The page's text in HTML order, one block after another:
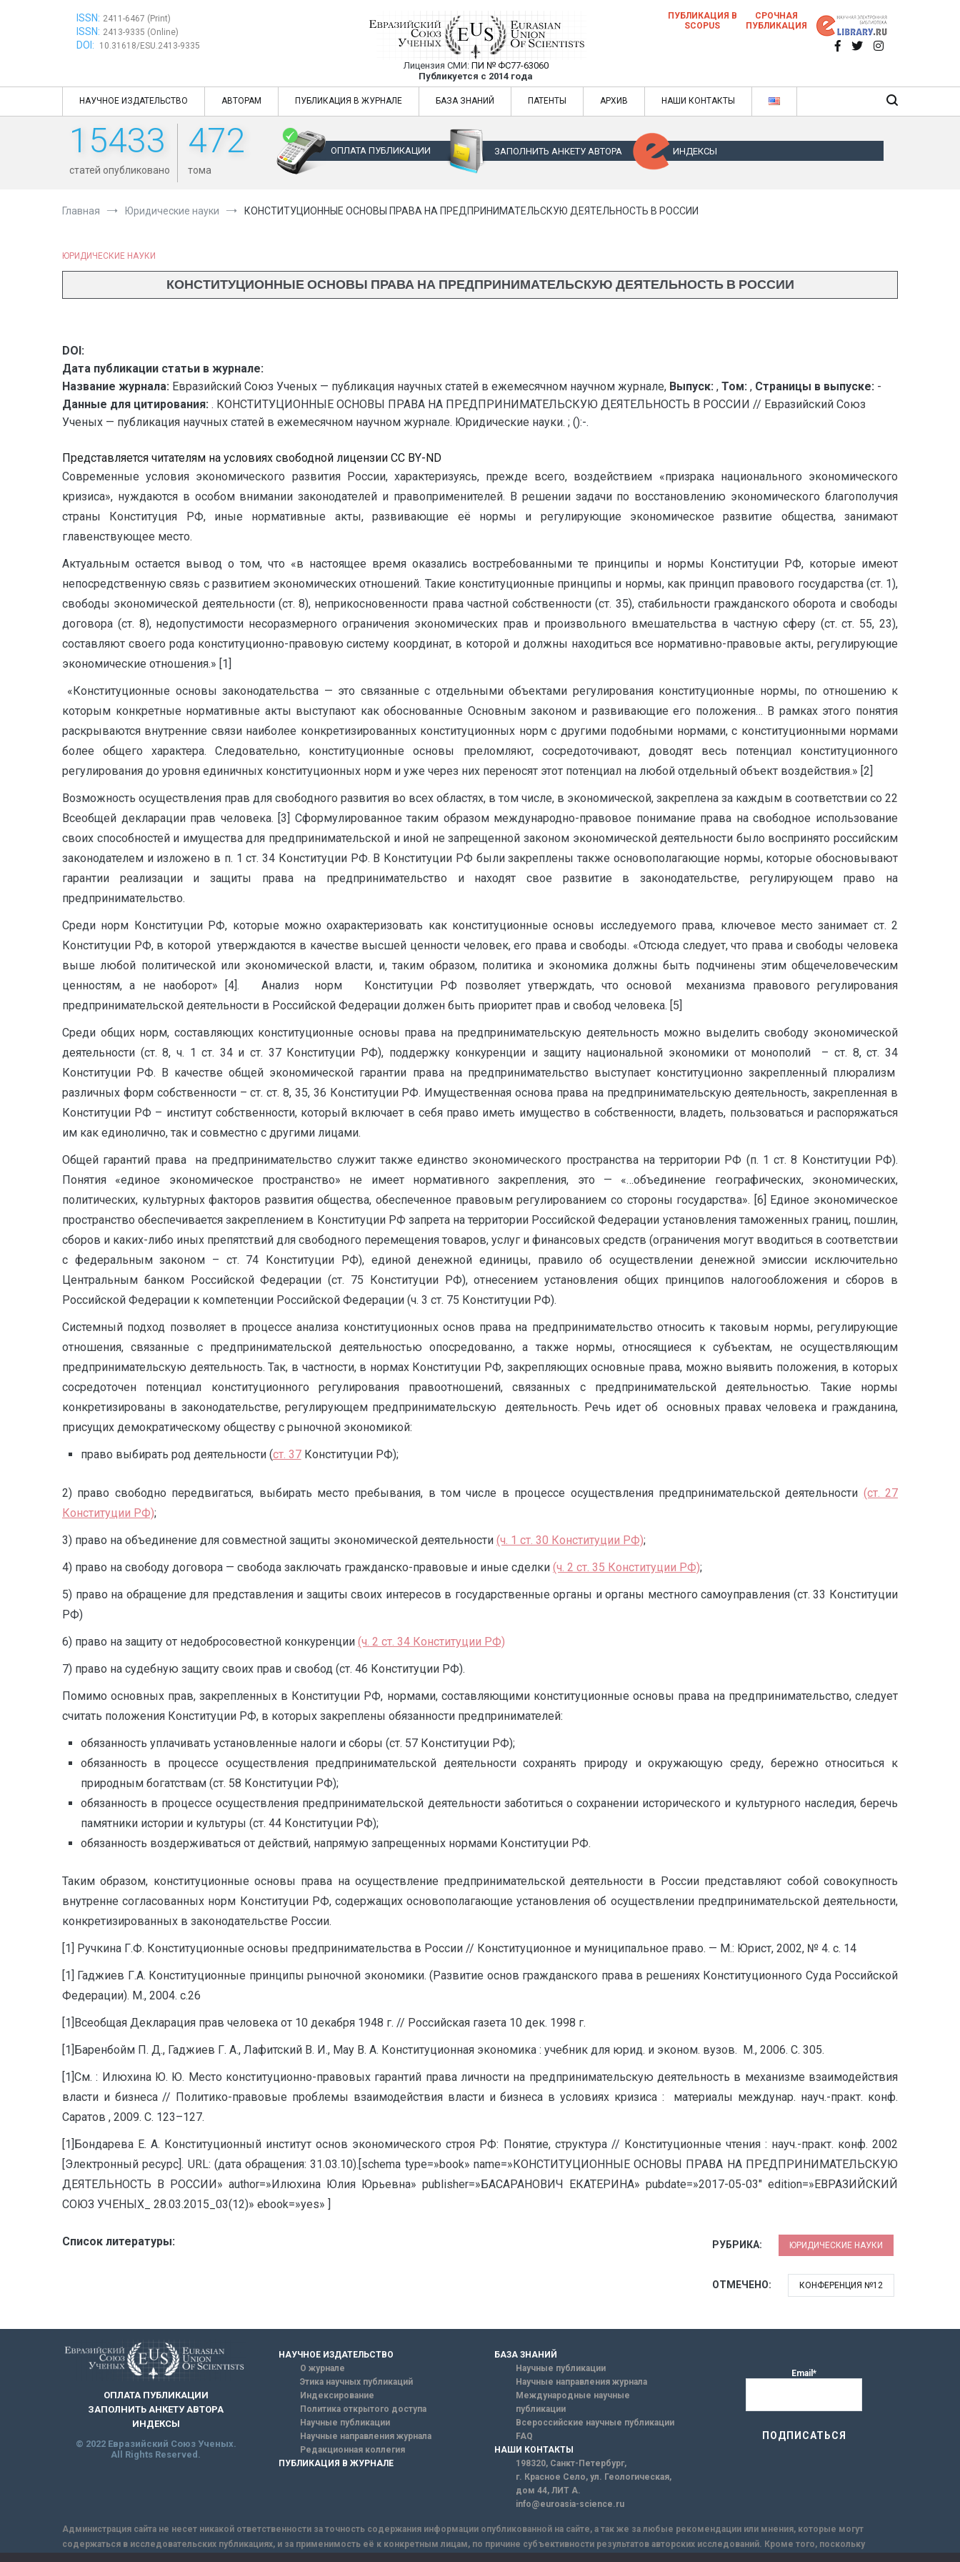
ISSN: 2411-6467 (Print)
ISSN: 2413-9335 (Online)
DOI: 10.31618/ESU.2413-9335
Евразийский Союз Ученых — публикация научных статей в ежемесячном научном
журнале
Лицензия СМИ: ПИ № ФС77-63060
Публикуется с 2014 года
Евразийский Союз Ученых — публикация научных статей в ежемесячном научном журнале
ПУБЛИКАЦИЯ В
SCOPUS
СРОЧНАЯ
ПУБЛИКАЦИЯ
НАУЧНОЕ ИЗДАТЕЛЬСТВО АВТОРАМ ПУБЛИКАЦИЯ В ЖУРНАЛЕ БАЗА ЗНАНИЙ ПАТЕНТЫ АРХИВ НАШИ КОНТАКТЫ
15433
статей опубликовано
472
тома
ОПЛАТА ПУБЛИКАЦИИ ЗАПОЛНИТЬ АНКЕТУ АВТОРА ИНДЕКСЫ
Главная Юридические науки КОНСТИТУЦИОННЫЕ ОСНОВЫ ПРАВА НА ПРЕДПРИНИМАТЕЛЬСКУЮ ДЕЯТЕЛЬНОСТЬ В РОССИИ
ЮРИДИЧЕСКИЕ НАУКИ
КОНСТИТУЦИОННЫЕ ОСНОВЫ ПРАВА НА ПРЕДПРИНИМАТЕЛЬСКУЮ ДЕЯТЕЛЬНОСТЬ В РОССИИ
DOI:
Дата публикации статьи в журнале:
Название журнала: Евразийский Союз Ученых — публикация научных статей в ежемесячном научном журнале, Выпуск: , Том: , Страницы в выпуске: -
Данные для цитирования: . КОНСТИТУЦИОННЫЕ ОСНОВЫ ПРАВА НА ПРЕДПРИНИМАТЕЛЬСКУЮ ДЕЯТЕЛЬНОСТЬ В РОССИИ // Евразийский Союз
Ученых — публикация научных статей в ежемесячном научном журнале. Юридические науки. ; ():-.
Представляется читателям на условиях свободной лицензии CC BY-ND
Современные условия экономического развития России, характеризуясь, прежде всего, воздействием «призрака национального экономического
кризиса», нуждаются в особом внимании законодателей и правоприменителей. В решении задачи по восстановлению экономического благополучия
страны Конституция РФ, иные нормативные акты, развивающие её нормы и регулирующие экономическое развитие общества, занимают
главенствующее место.
Актуальным остается вывод о том, что «в настоящее время оказались востребованными те принципы и нормы Конституции РФ, которые имеют
непосредственную связь с развитием экономических отношений. Такие конституционные принципы и нормы, как принцип правового государства (ст. 1),
свободы экономической деятельности (ст. 8), неприкосновенности права частной собственности (ст. 35), стабильности гражданского оборота и свободы
договора (ст. 8), недопустимости несоразмерного ограничения экономических прав и произвольного вмешательства в частную сферу (ст. ст. 55, 23),
составляют своего рода конституционно-правовую систему координат, в которой и должны находиться все нормативно-правовые акты, регулирующие
экономические отношения.» [1]
«Конституционные основы законодательства — это связанные с отдельными объектами регулирования конституционные нормы, по отношению к
которым конкретные нормативные акты выступают как обоснованные Основным законом и развивающие его положения… В рамках этого понятия
раскрываются внутренние связи наиболее конкретизированных конституционных норм с другими подобными нормами, с конституционными нормами
более общего характера. Следовательно, конституционные основы преломляют, сосредоточивают, доводят весь потенциал конституционного
регулирования до уровня единичных конституционных норм и уже через них переносят этот потенциал на любой отдельный объект воздействия.» [2]
Возможность осуществления прав для свободного развития во всех областях, в том числе, в экономической, закреплена за каждым в соответствии со 22
Всеобщей декларации прав человека. [3] Сформулированное таким образом международно-правовое понимание права на свободное использование
своих способностей и имущества для предпринимательской и иной не запрещенной законом экономической деятельности было воспринято российским
законодателем и изложено в п. 1 ст. 34 Конституции РФ. В Конституции РФ были закреплены также основополагающие нормы, которые обосновывают
гарантии реализации и защиты права на предпринимательство и находят свое развитие в законодательстве, регулирующем право на
предпринимательство.
Среди норм Конституции РФ, которые можно охарактеризовать как конституционные основы исследуемого права, ключевое место занимает ст. 2
Конституции РФ, в которой утверждаются в качестве высшей ценности человек, его права и свободы. «Отсюда следует, что права и свободы человека
выше любой политической или экономической власти, и, таким образом, политика и экономика должны быть подчинены этим общечеловеческим
ценностям, а не наоборот» [4]. Анализ норм Конституции РФ позволяет утверждать, что основой механизма правового регулирования
предпринимательской деятельности в Российской Федерации должен быть приоритет прав и свобод человека. [5]
Среди общих норм, составляющих конституционные основы права на предпринимательскую деятельность можно выделить свободу экономической
деятельности (ст. 8, ч. 1 ст. 34 и ст. 37 Конституции РФ), поддержку конкуренции и защиту национальной экономики от монополий – ст. 8, ст. 34
Конституции РФ. В качестве общей экономической гарантии права на предпринимательство выступает конституционно закрепленный плюрализм
различных форм собственности – ст. ст. 8, 35, 36 Конституции РФ. Имущественная основа права на предпринимательскую деятельность, закрепленная в
Конституции РФ – институт собственности, который включает в себя право иметь имущество в собственности, владеть, пользоваться и распоряжаться
им как единолично, так и совместно с другими лицами.
Общей гарантий права на предпринимательство служит также единство экономического пространства на территории РФ (п. 1 ст. 8 Конституции РФ).
Понятия «единое экономическое пространство» не имеет нормативного закрепления, это — «…объединение географических, экономических,
политических, культурных факторов развития общества, обеспеченное правовым регулированием со стороны государства». [6] Единое экономическое
пространство обеспечивается закреплением в Конституции РФ запрета на территории Российской Федерации установления таможенных границ, пошлин,
сборов и каких-либо иных препятствий для свободного перемещения товаров, услуг и финансовых средств (ограничения могут вводиться в соответствии
с федеральным законом – ст. 74 Конституции РФ), единой денежной единицы, правило об осуществлении денежной эмиссии исключительно
Центральным банком Российской Федерации (ст. 75 Конституции РФ), отнесением установления общих принципов налогообложения и сборов в
Российской Федерации к компетенции Российской Федерации (ч. 3 ст. 75 Конституции РФ).
Системный подход позволяет в процессе анализа конституционных основ права на предпринимательство относить к таковым нормы, регулирующие
отношения, связанные с предпринимательской деятельностью опосредованно, а также нормы, относящиеся к субъектам, не осуществляющим
предпринимательскую деятельность. Так, в частности, в нормах Конституции РФ, закрепляющих основные права, можно выявить положения, в которых
сосредоточен потенциал конституционного регулирования правоотношений, связанных с предпринимательской деятельностью. Такие нормы
конкретизированы в законодательстве, регулирующем предпринимательскую деятельность. Речь идет об основных правах человека и гражданина,
присущих демократическому обществу с рыночной экономикой:
право выбирать род деятельности (ст. 37Конституции РФ);
2) право свободно передвигаться, выбирать место пребывания, в том числе в процессе осуществления предпринимательской деятельности (ст. 27
Конституции РФ);
3) право на объединение для совместной защиты экономической деятельности (ч. 1 ст. 30 Конституции РФ);
4) право на свободу договора — свобода заключать гражданско-правовые и иные сделки (ч. 2 ст. 35 Конституции РФ);
5) право на обращение для представления и защиты своих интересов в государственные органы и органы местного самоуправления (ст. 33 Конституции
РФ)
6) право на защиту от недобросовестной конкуренции (ч. 2 ст. 34 Конституции РФ)
7) право на судебную защиту своих прав и свобод (ст. 46 Конституции РФ).
Помимо основных прав, закрепленных в Конституции РФ, нормами, составляющими конституционные основы права на предпринимательство, следует
считать положения Конституции РФ, в которых закреплены обязанности предпринимателей:
обязанность уплачивать установленные налоги и сборы (ст. 57 Конституции РФ);
обязанность в процессе осуществления предпринимательской деятельности сохранять природу и окружающую среду, бережно относиться к
природным богатствам (ст. 58 Конституции РФ);
обязанность в процессе осуществления предпринимательской деятельности заботиться о сохранении исторического и культурного наследия, беречь
памятники истории и культуры (ст. 44 Конституции РФ);
обязанность воздерживаться от действий, напрямую запрещенных нормами Конституции РФ.
Таким образом, конституционные основы права на осуществление предпринимательской деятельности в России представляют собой совокупность
внутренне согласованных норм Конституции РФ, содержащих основополагающие установления об осуществлении предпринимательской деятельности,
конкретизированных в законодательстве России.
[1] Ручкина Г.Ф. Конституционные основы предпринимательства в России // Конституционное и муниципальное право. — М.: Юрист, 2002, № 4. с. 14
[1] Гаджиев Г.А. Конституционные принципы рыночной экономики. (Развитие основ гражданского права в решениях Конституционного Суда Российской
Федерации). М., 2004. с.26
[1]Всеобщая Декларация прав человека от 10 декабря 1948 г. // Российская газета 10 дек. 1998 г.
[1]Баренбойм П. Д., Гаджиев Г. А., Лафитский В. И., Мау В. А. Конституционная экономика : учебник для юрид. и эконом. вузов. М., 2006. С. 305.
[1]См. : Илюхина Ю. Ю. Место конституционно-правовых гарантий права личности на предпринимательскую деятельность в механизме взаимодействия
власти и бизнеса // Политико-правовые проблемы взаимодействия власти и бизнеса в условиях кризиса : материалы междунар. науч.-практ. конф.
Саратов , 2009. С. 123–127.
[1]Бондарева Е. А. Конституционный институт основ экономического строя РФ: Понятие, структура // Конституционные чтения : науч.-практ. конф. 2002
[Электронный ресурс]. URL: (дата обращения: 31.03.10).[schema type=»book» name=»КОНСТИТУЦИОННЫЕ ОСНОВЫ ПРАВА НА ПРЕДПРИНИМАТЕЛЬСКУЮ
ДЕЯТЕЛЬНОСТЬ В РОССИИ» author=»Илюхина Юлия Юрьевна» publisher=»БАСАРАНОВИЧ ЕКАТЕРИНА» pubdate=»2017-05-03″ edition=»ЕВРАЗИЙСКИЙ
СОЮЗ УЧЕНЫХ_ 28.03.2015_03(12)» ebook=»yes» ]
Список литературы: РУБРИКА: ЮРИДИЧЕСКИЕ НАУКИ
ОТМЕЧЕНО: КОНФЕРЕНЦИЯ №12
ОПЛАТА ПУБЛИКАЦИИ
ЗАПОЛНИТЬ АНКЕТУ АВТОРА
ИНДЕКСЫ
© 2022 Евразийский Союз Ученых.
All Rights Reserved.
НАУЧНОЕ ИЗДАТЕЛЬСТВО
О журнале
Этика научных публикаций
Индексирование
Политика открытого доступа
Научные публикации
Научные направления журнала
Редакционная коллегия
ПУБЛИКАЦИЯ В ЖУРНАЛЕ
БАЗА ЗНАНИЙ
Научные публикации
Научные направления журнала
Международные научные
публикации
Всероссийские научные публикации
FAQ
НАШИ КОНТАКТЫ
198320, Санкт-Петербург,
г. Красное Село, ул. Геологическая,
дом 44, ЛИТ А.
info@euroasia-science.ru
Email*
Администрация сайта не несет никакой ответственности за точность содержания информации опубликованной на сайте, а так же за любые рекомендации или мнения, которые могут
содержаться в исследовательских публикациях, и за применимость её к конкретным лицам, по причине субъективности результатов авторских исследований. Кроме того, поскольку